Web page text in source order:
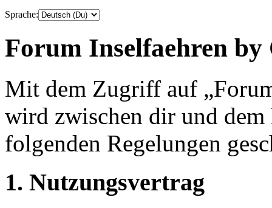
Sprache:
Forum Inselfaehren
Mit dem Zugriff auf
wird zwischen dir und
folgenden Regelungen
1. Nutzungsvertrag